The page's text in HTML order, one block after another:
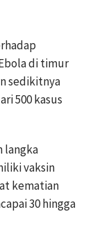
di timur
sedikitnya
500 kasus
langka
vaksin
kematian
30 hingga